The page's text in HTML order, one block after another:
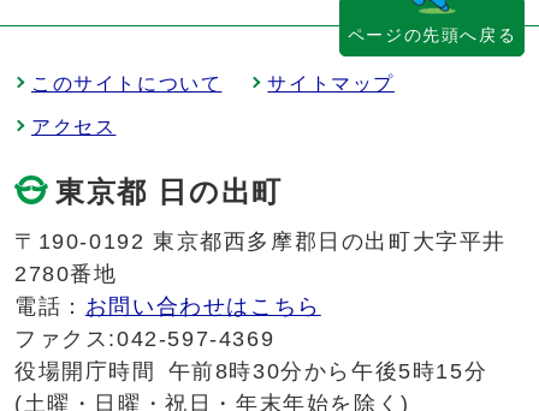
このサイトについて サイトマップ
アクセス
東京都 日の出町
〒190-0192 東京都西多摩郡日の出町大字平井
2780番地
電話： お問い合わせはこちら
ファクス:042-597-4369
役場開庁時間
午前8時30分から午後5時15分
(土曜・日曜・祝日・年末年始を除く)
ページの先頭へ戻る